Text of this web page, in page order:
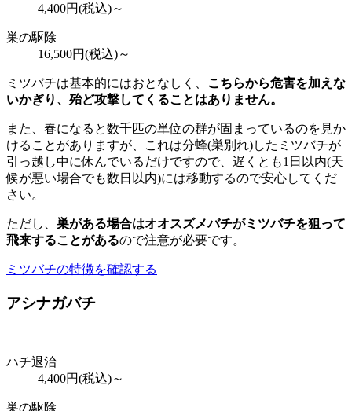
4,400円(税込)～
巣の駆除
16,500円(税込)～
ミツバチは基本的にはおとなしく、 こちらから危害を加えな
いかぎり、殆ど攻撃してくることはありません。
また、春になると数千匹の単位の群が固まっているのを見か
けることがありますが、これは分蜂(巣別れ)したミツバチが
引っ越し中に休んでいるだけですので、遅くとも1日以内(天
候が悪い場合でも数日以内)には移動するので安心してくだ
さい。
ただし、 巣がある場合はオオスズメバチがミツバチを狙って
飛来することがあるので注意が必要です。
ミツバチの特徴を確認する
アシナガバチ
ハチ退治
4,400円(税込)～
巣の駆除